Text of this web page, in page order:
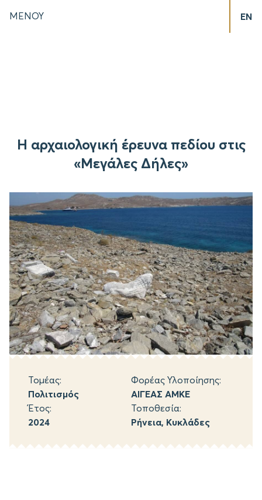
ΜΕΝΟΥ EN
Η αρχαιολογική έρευνα πεδίου στις
«Μεγάλες Δήλες»
Τομέας:
Πολιτισμός
Φορέας Υλοποίησης:
ΑΙΓΕΑΣ ΑΜΚΕ
Έτος:
2024
Τοποθεσία:
Ρήνεια, Κυκλάδες